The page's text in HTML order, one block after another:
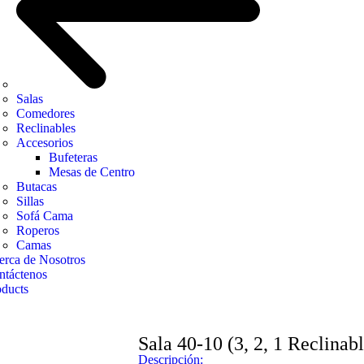
Salas
Comedores
Reclinables
Accesorios
Bufeteras
Mesas de Centro
Butacas
Sillas
Sofá Cama
Roperos
Camas
de Nosotros
Sala 40-10 (3, 2, 1
Descripción: